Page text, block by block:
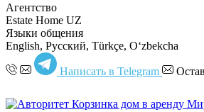
Агентство
Estate Home UZ
Языки общения
English, Русский, Türkçe, Oʻzbekcha
Написать в Telegram